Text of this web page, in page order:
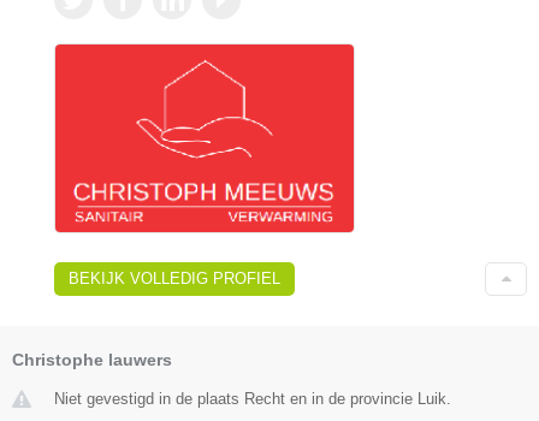
BEKIJK VOLLEDIG PROFIEL
Christophe lauwers
Niet gevestigd in de plaats Recht en in de provincie Luik.